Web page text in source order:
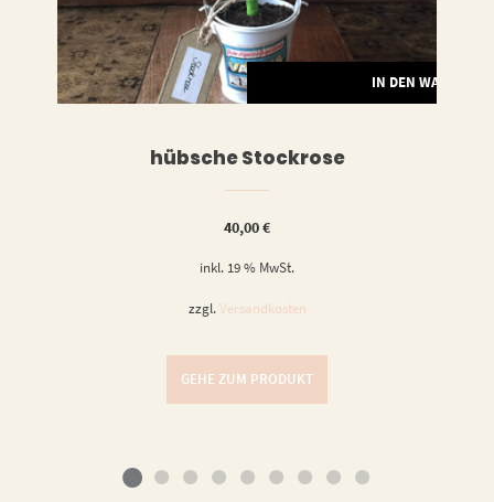
IN DEN
hübsche Stockrose
40,00€
inkl. 19 % MwSt.
zzgl. Versandkosten
GEHE ZUM PRODUKT